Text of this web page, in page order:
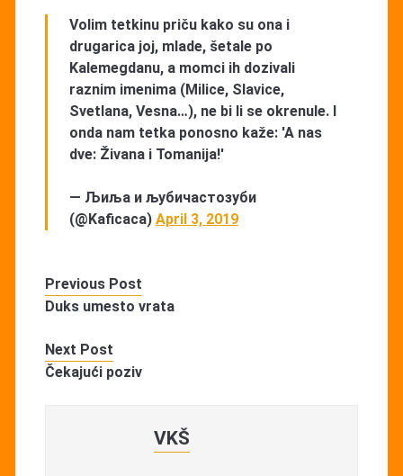
Volim tetkinu priču kako su ona i
drugarica joj, mlade, šetale po
Kalemegdanu, a momci ih dozivali
raznim imenima (Milice, Slavice,
Svetlana, Vesna…), ne bi li se okrenule. I
onda nam tetka ponosno kaže: 'A nas
dve: Živana i Tomanija!'
— Љиља и љубичастозуби
(@Kaficaca) April 3, 2019
Previous Post
Duks umesto vrata
Next Post
Čekajući poziv
VKŠ